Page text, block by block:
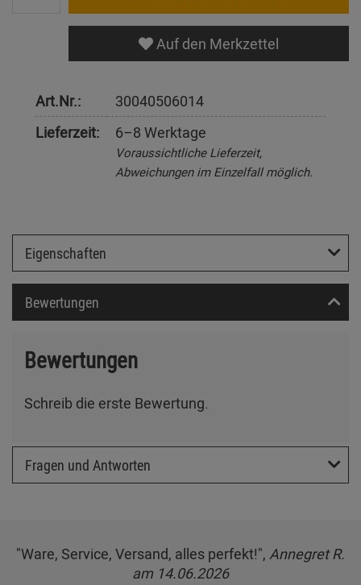
Auf den Merkzettel
Art.Nr.:
30040506014
Lieferzeit:
6–8 Werktage
Voraussichtliche Lieferzeit,
Abweichungen im Einzelfall möglich.
Eigenschaften
Bewertungen
Bewertungen
Schreib die erste Bewertung.
Fragen und Antworten
"Ware, Service, Versand, alles perfekt!", Annegret R.
am 14.06.2026